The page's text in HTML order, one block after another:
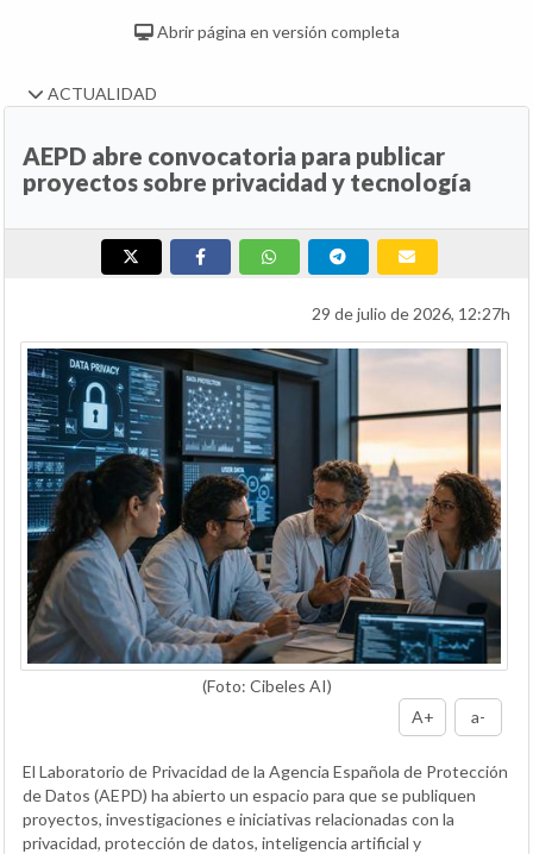
Abrir página en versión completa
ACTUALIDAD
AEPD abre convocatoria para publicar
proyectos sobre privacidad y tecnología
29 de julio de 2026, 12:27h
(Foto: Cibeles AI)
A+
a-
El Laboratorio de Privacidad de la Agencia Española de Protección
de Datos (AEPD) ha abierto un espacio para que se publiquen
proyectos, investigaciones e iniciativas relacionadas con la
privacidad, protección de datos, inteligencia artificial y